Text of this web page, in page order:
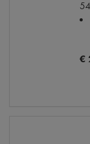
€